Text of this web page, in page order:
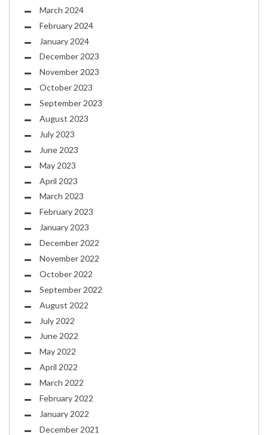
March 2024
February 2024
January 2024
December 2023
November 2023
October 2023
September 2023
August 2023
July 2023
June 2023
May 2023
April 2023
March 2023
February 2023
January 2023
December 2022
November 2022
October 2022
September 2022
August 2022
July 2022
June 2022
May 2022
April 2022
March 2022
February 2022
January 2022
December 2021